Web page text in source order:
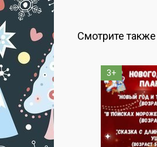
Смотрите также
3+